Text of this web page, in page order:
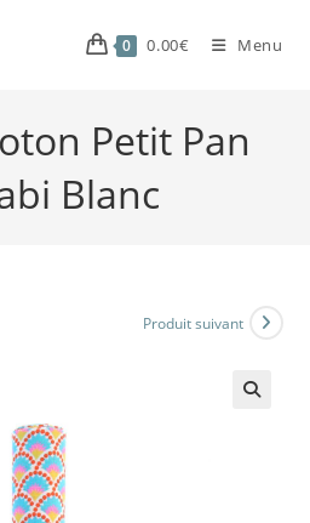
0 0.00€ Menu
Petit Pan
Blanc
Produit suivant